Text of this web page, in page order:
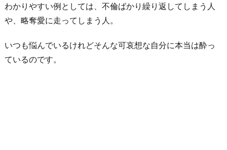
わかりやすい例としては、不倫ばかり繰り返してしまう人
や、略奪愛に走ってしまう人。
いつも悩んでいるけれどそんな可哀想な自分に本当は酔っ
ているのです。